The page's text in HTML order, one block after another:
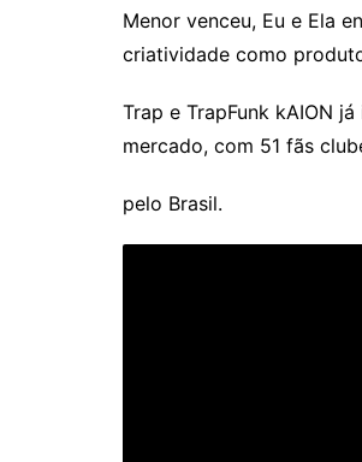
Menor venceu, Eu e Ela
criatividade como
Trap e TrapFunk kAION
mercado, com 51 fãs
pelo Brasil.